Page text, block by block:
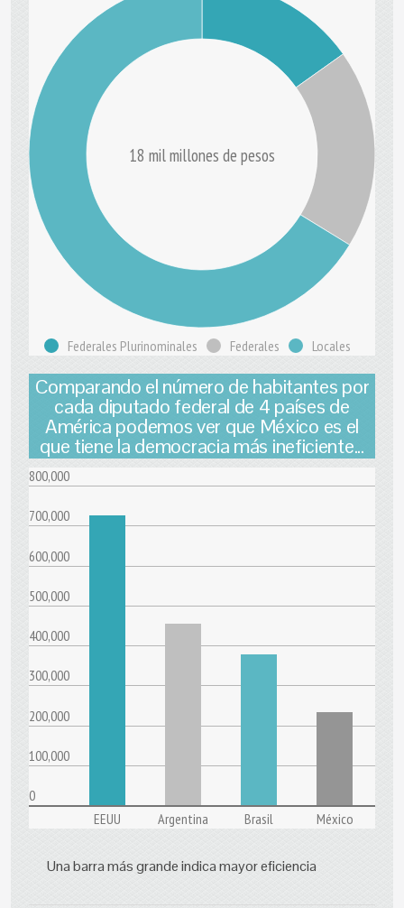
18 mil millones de pesos
Federales Plurinominales Federales Locales
Comparando el número de habitantes por
cada diputado federal de 4 países de
América podemos ver que México es el
que tiene la democracia más ineficiente...
800,000
700,000
600,000
500,000
400,000
300,000
200,000
100,000
0
EEUU
Argentina Brasil México
Una barra más grande indica mayor eficiencia